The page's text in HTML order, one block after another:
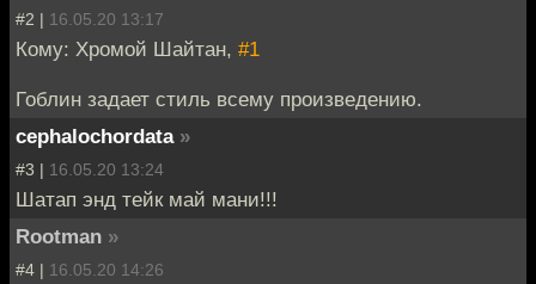
#2 | 16.05.20 13:17
Кому: Хромой Шайтан, #1
Гоблин задает стиль всему произведению.
cephalochordata »
#3 | 16.05.20 13:24
Шатап энд тейк май мани!!!
Rootman »
#4 | 16.05.20 14:26